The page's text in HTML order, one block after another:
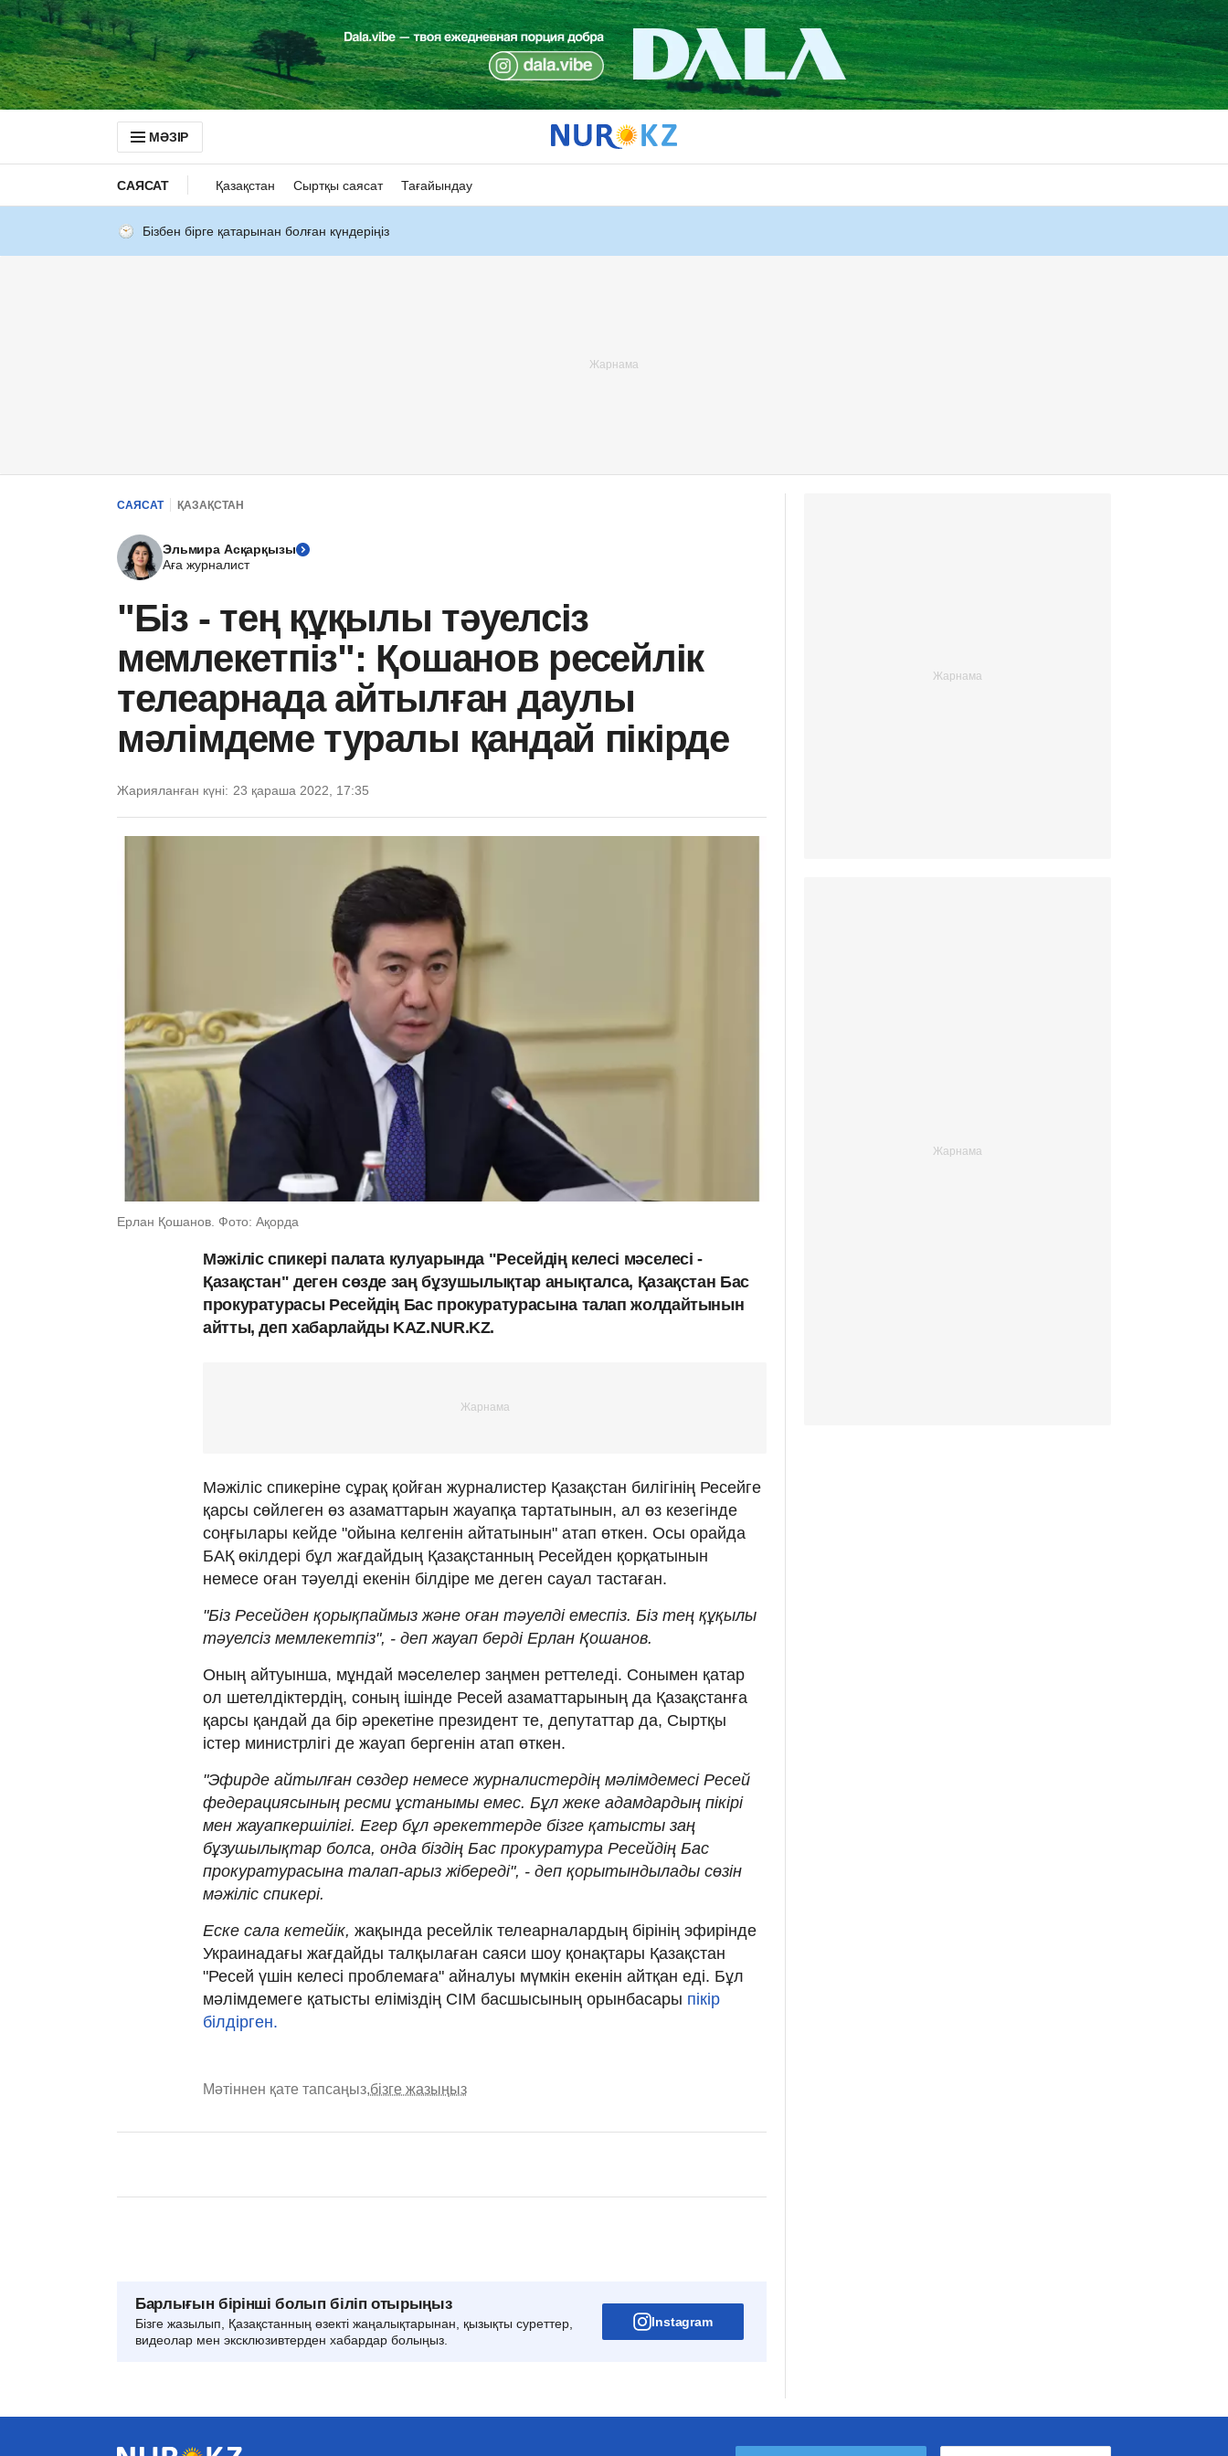
МӘЗІР
САЯСАТ Қазақстан Сыртқы саясат Тағайындау
Бізбен бірге қатарынан болған күндеріңіз
САЯСАТ ҚАЗАҚСТАН
Эльмира Асқарқызы
Аға журналист
"Біз - тең құқылы тәуелсіз
мемлекетпіз": Қошанов ресейлік
телеарнада айтылған даулы
мәлімдеме туралы қандай пікірде
Жарияланған күні: 23 қараша 2022, 17:35
Ерлан Қошанов. Фото: Ақорда
Мәжіліс спикері палата кулуарында "Ресейдің келесі мәселесі -
Қазақстан" деген сөзде заң бұзушылықтар анықталса, Қазақстан Бас
прокуратурасы Ресейдің Бас прокуратурасына талап жолдайтынын
айтты, деп хабарлайды KAZ.NUR.KZ.
Мәжіліс спикеріне сұрақ қойған журналистер Қазақстан билігінің Ресейге
қарсы сөйлеген өз азаматтарын жауапқа тартатынын, ал өз кезегінде
соңғылары кейде "ойына келгенін айтатынын" атап өткен. Осы орайда
БАҚ өкілдері бұл жағдайдың Қазақстанның Ресейден қорқатынын
немесе оған тәуелді екенін білдіре ме деген сауал тастаған.
"Біз Ресейден қорықпаймыз және оған тәуелді емеспіз. Біз тең құқылы
тәуелсіз мемлекетпіз", - деп жауап берді Ерлан Қошанов.
Оның айтуынша, мұндай мәселелер заңмен реттеледі. Сонымен қатар
ол шетелдіктердің, соның ішінде Ресей азаматтарының да Қазақстанға
қарсы қандай да бір әрекетіне президент те, депутаттар да, Сыртқы
істер министрлігі де жауап бергенін атап өткен.
"Эфирде айтылған сөздер немесе журналистердің мәлімдемесі Ресей
федерациясының ресми ұстанымы емес. Бұл жеке адамдардың пікірі
мен жауапкершілігі. Егер бұл әрекеттерде бізге қатысты заң
бұзушылықтар болса, онда біздің Бас прокуратура Ресейдің Бас
прокуратурасына талап-арыз жібереді", - деп қорытындылады сөзін
мәжіліс спикері.
Еске сала кетейік, жақында ресейлік телеарналардың бірінің эфирінде
Украинадағы жағдайды талқылаған саяси шоу қонақтары Қазақстан
"Ресей үшін келесі проблемаға" айналуы мүмкін екенін айтқан еді. Бұл
мәлімдемеге қатысты еліміздің СІМ басшысының орынбасары пікір
білдірген.
Мәтіннен қате тапсаңыз,бізге жазыңыз
Барлығын бірінші болып біліп отырыңыз
Бізге жазылып, Қазақстанның өзекті жаңалықтарынан, қызықты суреттер,
видеолар мен эксклюзивтерден хабардар болыңыз.
Instagram